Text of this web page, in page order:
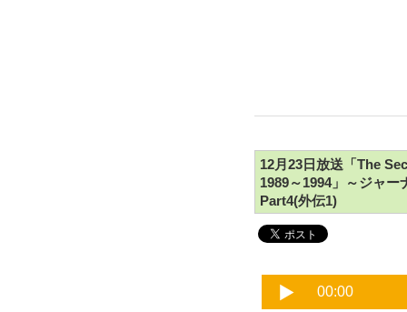
12月23日放送「The
1989～1994」～ジャ
Part4(外伝1)